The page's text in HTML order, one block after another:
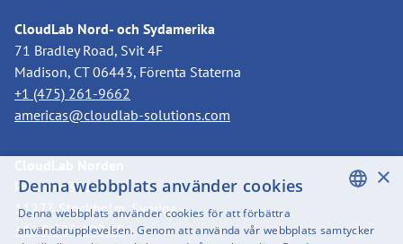
CloudLab Nord- och Sydamerika
71 Bradley Road, Svit 4F
Madison, CT 06443, Förenta Staterna
+1 (475) 261-9662
americas@cloudlab-solutions.com
Postbox 3318
11273 Stockholm, Sverige
+46 8 525 199 50
ENGLISH
×
Denna webbplats använder cookies
Denna webbplats använder cookies för att förbättra
användarupplevelsen. Genom att använda vår webbplats samtycker